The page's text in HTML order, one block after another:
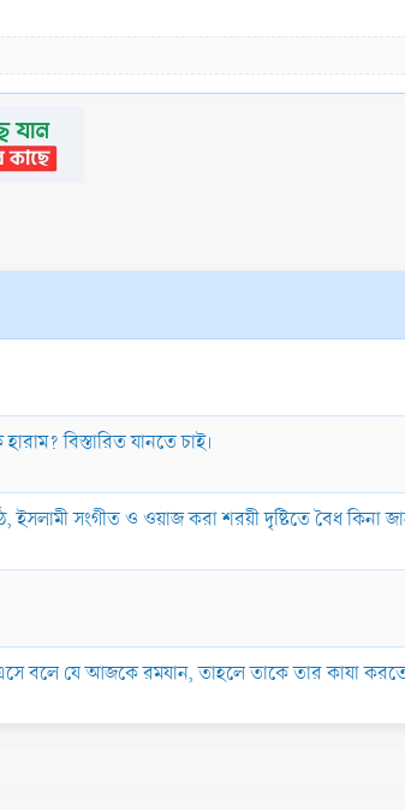
বিস্তারিত যানতে চাই।
সংগীত ও ওয়াজ করা শরয়ী দৃষ্টিতে বৈধ কিনা
বলে যে আজকে রমযান, তাহলে তাকে তার কাযা